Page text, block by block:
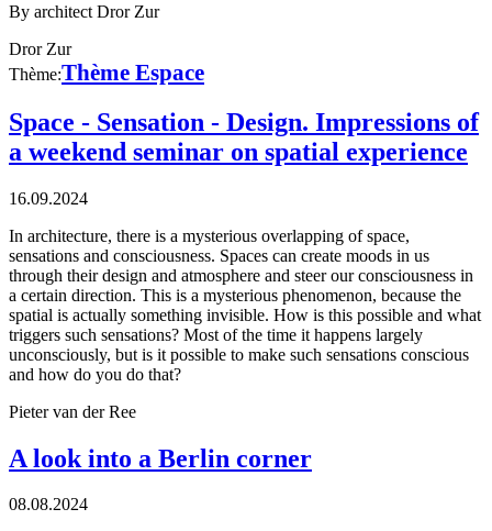
By architect Dror Zur
Dror Zur
Thème:Thème Espace
Space - Sensation - Design. Impressions of
a weekend seminar on spatial experience
16.09.2024
In architecture, there is a mysterious overlapping of space,
sensations and consciousness. Spaces can create moods in us
through their design and atmosphere and steer our consciousness in
a certain direction. This is a mysterious phenomenon, because the
spatial is actually something invisible. How is this possible and what
triggers such sensations? Most of the time it happens largely
unconsciously, but is it possible to make such sensations conscious
and how do you do that?
Pieter van der Ree
A look into a Berlin corner
08.08.2024